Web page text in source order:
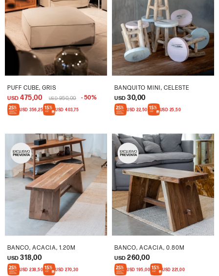
PUFF CUBE, GRIS
USD 475,00 USD 950,00 50
USD 356,25 USD 403,75
BANQUITO MINI, CELESTE
USD 30,00
USD 22,50 USD 25,50
BANCO, ACACIA, 1.20M
USD 318,00
USD 238,50 USD 270,30
BANCO, ACACIA, 0.80M
USD 260,00
USD 195,00 USD 221,00